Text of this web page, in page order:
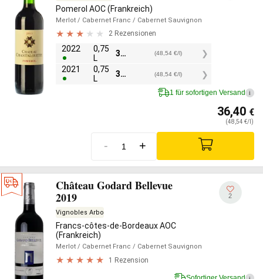
Pomerol AOC (Frankreich)
Merlot / Cabernet Franc / Cabernet Sauvignon
2 Rezensionen
2022
0,75
L
36,40 (48,54 €/l)
2021
0,75
L
36,40 (48,54 €/l)
1 für sofortigen Versand i
36,40 €
(48,54 €/l)
- +
Château Godard Bellevue
2019
Vignobles Arbo
Francs-côtes-de-Bordeaux AOC
(Frankreich)
Merlot / Cabernet Franc / Cabernet Sauvignon
1 Rezension
2